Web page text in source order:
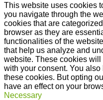
This website uses cookies
you navigate through the
cookies that are
browser as they are
functionalities of the
that help us analyze and
website. These cookies
with your consent. You
these cookies. But opting
have an effect on your
Necessary